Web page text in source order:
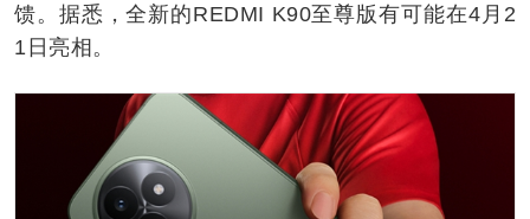
馈。据悉，全新的REDMI K90至尊版有可能在4月2
1日亮相。